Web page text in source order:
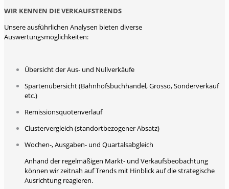
WIR KENNEN DIE VERKAUFSTRENDS
Unsere ausführlichen Analysen bieten diverse
Auswertungsmöglichkeiten:
Übersicht der Aus- und Nullverkäufe
Spartenübersicht (Bahnhofsbuchhandel, Grosso, Sonderverkauf
etc.)
Remissionsquotenverlauf
Clustervergleich (standortbezogener Absatz)
Wochen-, Ausgaben- und Quartalsabgleich
Anhand der regelmäßigen Markt- und Verkaufsbeobachtung
können wir zeitnah auf Trends mit Hinblick auf die strategische
Ausrichtung reagieren.